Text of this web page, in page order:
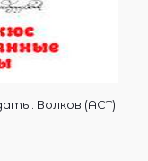
Волков (АСТ)